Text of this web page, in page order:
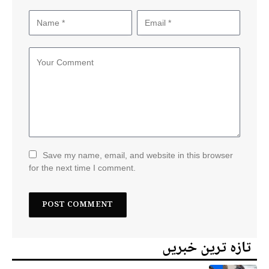
Save my name, email, and website in this browser
for the next time I comment.
تازہ ترین خبریں